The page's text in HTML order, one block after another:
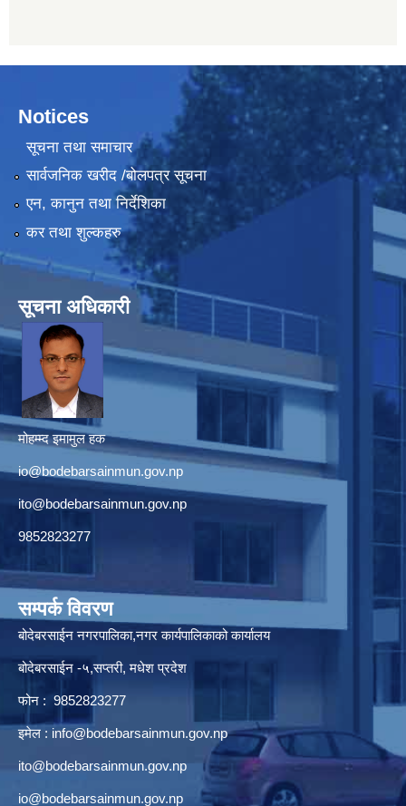
Notices
सूचना तथा समाचार
सार्वजनिक खरीद /बोलपत्र सूचना
एन, कानुन तथा निर्देशिका
कर तथा शुल्कहरु
सूचना अधिकारी
मोहम्म्द इमामुल हक
io@bodebarsainmun.gov.np
ito@bodebarsainmun.gov.np
9852823277
सम्पर्क विवरण
बोदेबरसाईन नगरपालिका,नगर कार्यपालिकाको कार्यालय
बोदेबरसाईन -५,सप्तरी, मधेश प्रदेश
फोन : 9852823277
इमेल : info@bodebarsainmun.gov.np
ito@bodebarsainmun.gov.np
io@bodebarsainmun.gov.np